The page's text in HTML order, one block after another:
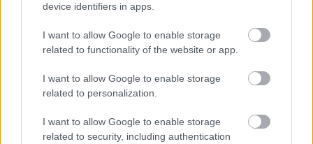
device identifiers in apps.
I want to allow Google to enable storage
related to functionality of the website or app.
I want to allow Google to enable storage
related to personalization.
I want to allow Google to enable storage
related to security, including authentication